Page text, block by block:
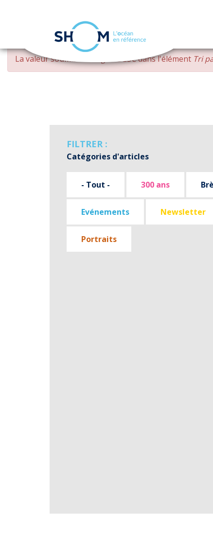
Aller
contenu
MESSAGE
D'ERREUR
La valeur soumise changed DESCdans l'élément Tri
FILTRER :
Catégories d'articles
- Tout - 300 ans
Evénements Newsletter
Portraits